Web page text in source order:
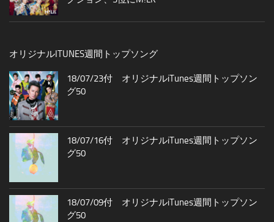
オリジナルITUNES週間トップソング
18/07/23付 オリジナルiTunes週間トップソン
グ50
18/07/16付 オリジナルiTunes週間トップソン
グ50
18/07/09付 オリジナルiTunes週間トップソン
グ50